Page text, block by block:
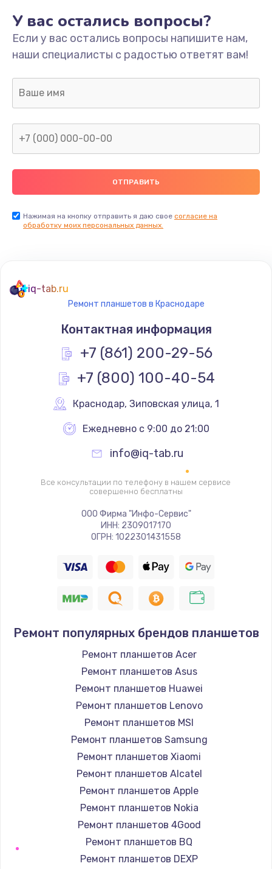
Замена сканера отпечатка пальца
530 руб.
Заказать
Замена аудио-разъема
540 руб.
Заказать
Замена кнопки включения/выключения
790 руб.
Заказать
Замена разъёма наушников (гарнитуры)
Замена разъема SIM
790 руб.
Заказать
Замена полифонического динамика
530 руб.
900 руб.
Замена кнопок громкости
Заказать
Замена голосового динамика
Заказать
Заказать
У вас остались вопросы?
Если у вас остались вопросы напишите нам,
наши специалисты с радостью ответят вам!
Нажимая на кнопку отправить я даю свое согласие на
обработку моих персональных данных.
iq-tab.ru
Ремонт планшетов в Краснодаре
Контактная информация
+7 (861) 200-29-56
+7 (800) 100-40-54
Краснодар, Зиповская улица, 1
Ежедневно с 9:00 до 21:00
info@iq-tab.ru
Все консультации по телефону в нашем сервисе
совершенно бесплатны
ООО Фирма "Инфо-Сервис"
ИНН: 2309017170
ОГРН: 1022301431558
Ремонт популярных брендов планшетов
Ремонт планшетов Acer
Ремонт планшетов Asus
Ремонт планшетов Huawei
Ремонт планшетов Lenovo
Ремонт планшетов MSI
Ремонт планшетов Samsung
Ремонт планшетов Xiaomi
Ремонт планшетов Alcatel
Ремонт планшетов Apple
Ремонт планшетов Nokia
Ремонт планшетов 4Good
Ремонт планшетов BQ
Ремонт планшетов DEXP